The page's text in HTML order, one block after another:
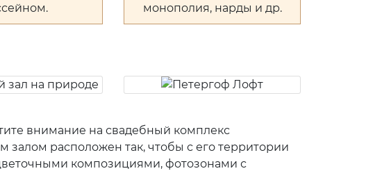
монополия, нарды и др.
внимание на свадебный комплекс
залом расположен так, чтобы с его территории
композициями, фотозонами с